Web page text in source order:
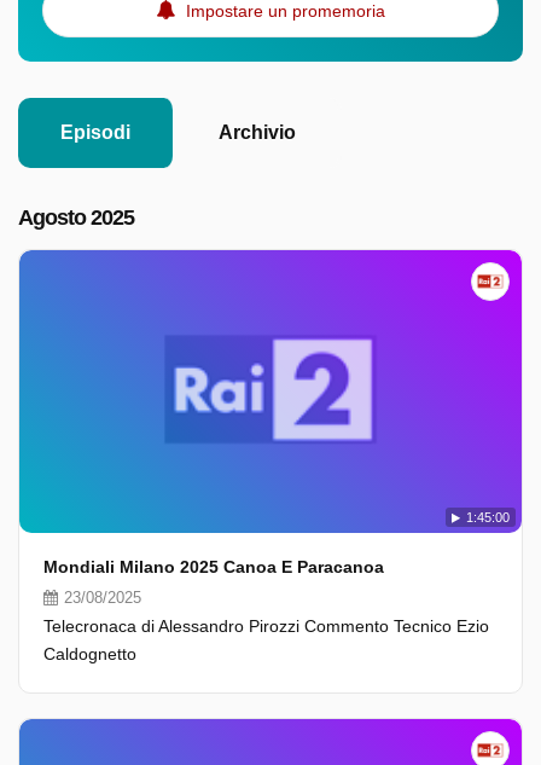
Impostare un promemoria
Episodi Archivio
Agosto 2025
1:45:00
Mondiali Milano 2025 Canoa E Paracanoa
23/08/2025
Telecronaca di Alessandro Pirozzi Commento Tecnico Ezio
Caldognetto